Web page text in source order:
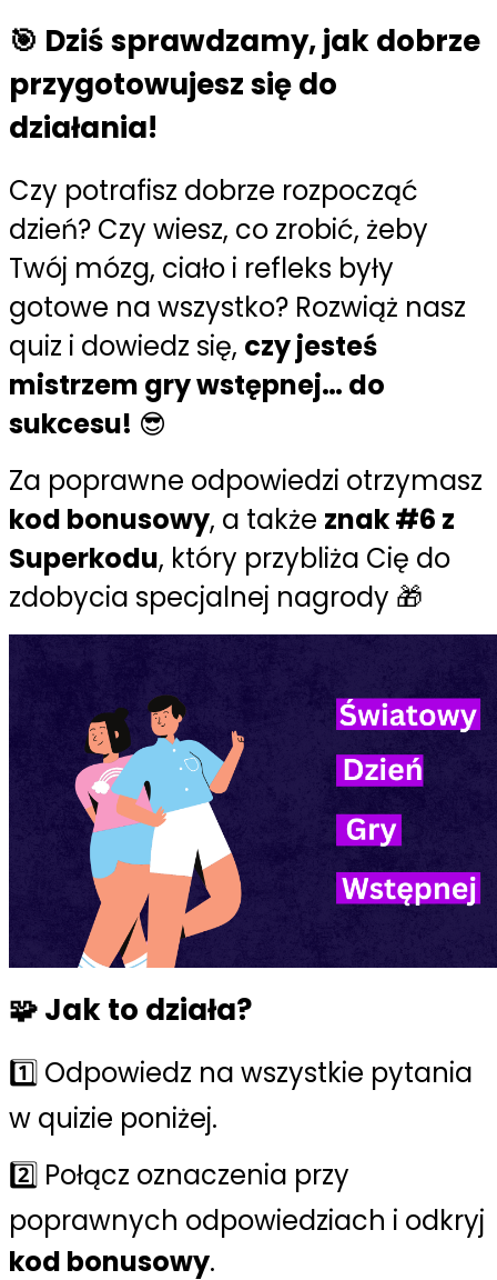
🎯 Dziś sprawdzamy, jak dobrze
przygotowujesz się do
działania!
Czy potrafisz dobrze rozpocząć
dzień? Czy wiesz, co zrobić, żeby
Twój mózg, ciało i refleks były
gotowe na wszystko? Rozwiąż nasz
quiz i dowiedz się, czy jesteś
mistrzem gry wstępnej… do
sukcesu! 😎
Za poprawne odpowiedzi otrzymasz
kod bonusowy, a także znak #6 z
Superkodu, który przybliża Cię do
zdobycia specjalnej nagrody 🎁
🧩 Jak to działa?
1️⃣ Odpowiedz na wszystkie pytania
w quizie poniżej.
2️⃣ Połącz oznaczenia przy
poprawnych odpowiedziach i odkryj
kod bonusowy.